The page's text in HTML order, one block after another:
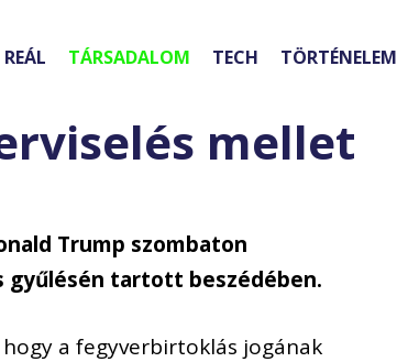
REÁL TÁRSADALOM TECH TÖRTÉNELEM
mellet
Trump szombaton
gyűlésén tartott beszédében.
a fegyverbirtoklás jogának